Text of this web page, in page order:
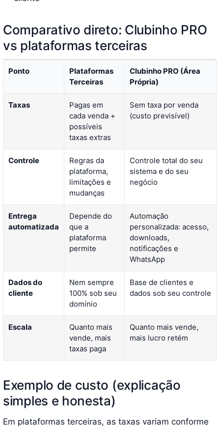
Comparativo direto: Clubinho PRO
vs plataformas terceiras
Ponto
Plataformas
Terceiras
Clubinho PRO (Área
Própria)
Taxas
Pagas em
cada venda +
possíveis
taxas extras
Sem taxa por venda
(custo previsível)
Controle
Regras da
plataforma,
limitações e
mudanças
Controle total do seu
sistema e do seu
negócio
Entrega
automatizada
Depende do
que a
plataforma
permite
Automação
personalizada: acesso,
downloads,
notificações e
WhatsApp
Dados do
cliente
Nem sempre
100% sob seu
domínio
Base de clientes e
dados sob seu controle
Escala
Quanto mais
vende, mais
taxas paga
Quanto mais vende,
mais lucro retém
Exemplo de custo (explicação
simples e honesta)
Em plataformas terceiras, as taxas variam conforme